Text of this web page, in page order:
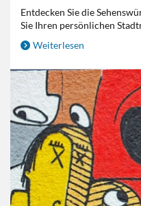
Entdecken Sie die
Sie Ihren persönlichen
Weiterlesen